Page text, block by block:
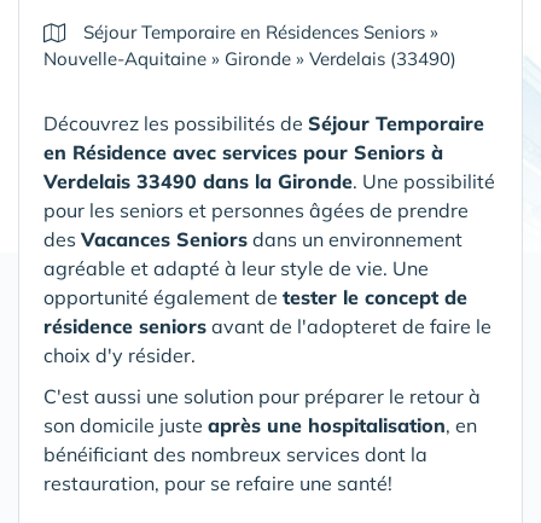
Séjour Temporaire en Résidences Seniors »
Nouvelle-Aquitaine » Gironde » Verdelais (33490)
Découvrez les possibilités de Séjour Temporaire
en Résidence avec services pour Seniors à
Verdelais 33490 dans la Gironde. Une possibilité
pour les seniors et personnes âgées de prendre
des Vacances Seniors dans un environnement
agréable et adapté à leur style de vie. Une
opportunité également de tester le concept de
résidence seniors avant de l'adopteret de faire le
choix d'y résider.
C'est aussi une solution pour préparer le retour à
son domicile juste après une hospitalisation, en
bénéificiant des nombreux services dont la
restauration, pour se refaire une santé!